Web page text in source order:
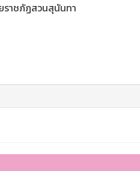
าชภัฏสวนสุนันทา